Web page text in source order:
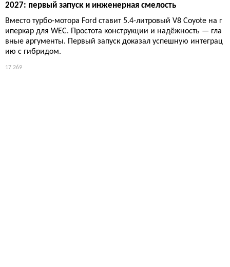
2027: первый запуск и инженерная смелость
Вместо турбо-мотора Ford ставит 5.4-литровый V8 Coyote на г
иперкар для WEC. Простота конструкции и надёжность — гла
вные аргументы. Первый запуск доказал успешную интеграц
ию с гибридом.
17 269